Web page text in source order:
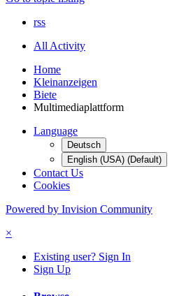
rss
All Activity
Home
Kleinanzeigen
Biete
Multimediaplattform
Language
Deutsch
English (USA) (Default)
Contact Us
Cookies
Powered by Invision Community
×
Existing user? Sign In
Sign Up